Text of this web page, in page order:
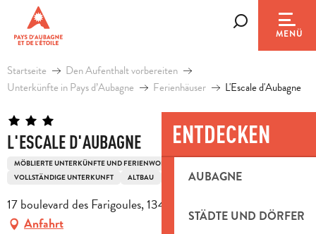
contenu
principal
MENÜ
ENTDECKEN
AUBAGNE
STÄDTE UND DÖRFER
Startseite
Den Aufenthalt vorbereiten
Unterkünfte in Pays d’Aubagne
Ferienhäuser L'Escale d'Aubagne
L'ESCALE D'AUBAGNE
MÖBLIERTE UNTERKÜNFTE UND FERIENWOHNUNGEN
VOLLSTÄNDIGE UNTERKUNFT
ALTBAU MÖBLIERT, ALLEINSTEHEND
17 boulevard des Farigoules, 13400 Aubagne
Anfahrt